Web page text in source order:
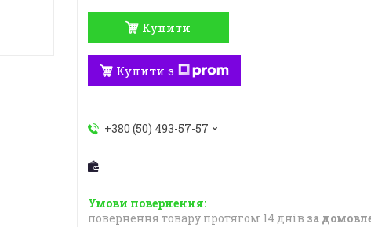
Купити
Купити з
+380 (50) 493-57-57
повернення товару протягом 14 днів за